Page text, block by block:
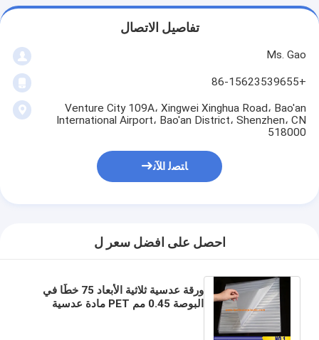
تفاصيل الاتصال
Ms. Gao
+86-15623539655
Venture City 109A، Xingwei Xinghua Road، Bao'an
International Airport، Bao'an District، Shenzhen، CN
518000
ﺎﺘﺼﻟ ﺍﻶﻧ
احصل على افضل سعر ل
ورقة عدسية ثلاثية الأبعاد 75 خطًا في
البوصة 0.45 مم PET مادة عدسية